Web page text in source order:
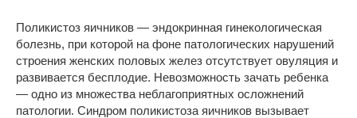
Поликистоз яичников — эндокринная гинекологическая
болезнь, при которой на фоне патологических нарушений
строения женских половых желез отсутствует овуляция и
развивается бесплодие. Невозможность зачать ребенка
— одно из множества неблагоприятных осложнений
патологии. Синдром поликистоза яичников вызывает